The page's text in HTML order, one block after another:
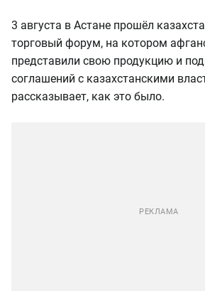
3 августа в Астане прошёл
торговый форум, на котором
представили свою продукцию и
соглашений с казахстанскими
рассказывает, как это было.